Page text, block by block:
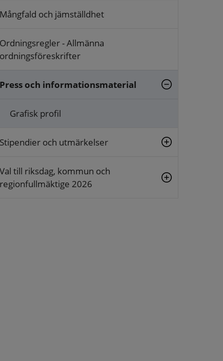
Mångfald och jämställdhet
Ordningsregler - Allmänna
ordningsföreskrifter
Press och informationsmaterial
Grafisk profil
Stipendier och utmärkelser
Val till riksdag, kommun och
regionfullmäktige 2026